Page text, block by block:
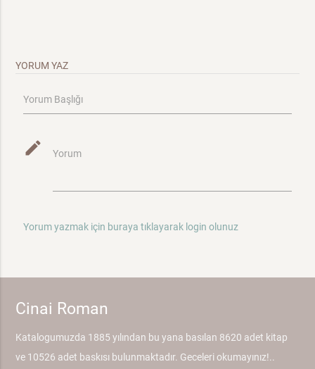
YORUM YAZ
Yorum Başlığı
mode_edit Yorum
Yorum yazmak için buraya tıklayarak login olunuz
Cinai Roman
Katalogumuzda 1885 yılından bu yana basılan 8620 adet kitap
ve 10526 adet baskısı bulunmaktadır. Geceleri okumayınız!..